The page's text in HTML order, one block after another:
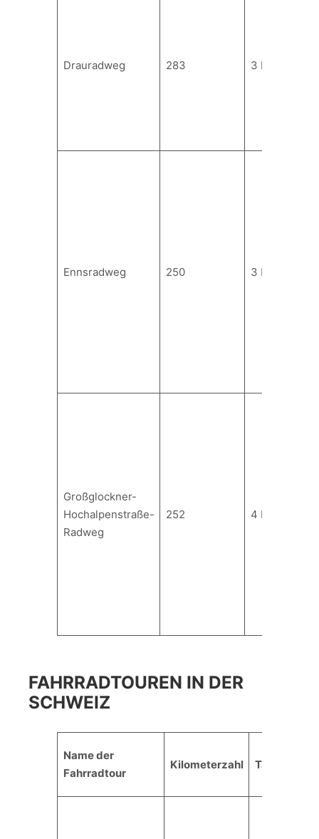
Drauradweg 283 3 bis 5
Ennsradweg 250 3 bis 6
Großglockner-
Hochalpenstraße-
Radweg
252 4 bis 6
FAHRRADTOUREN IN DER
SCHWEIZ
Name der
Fahrradtour
Kilometerzahl